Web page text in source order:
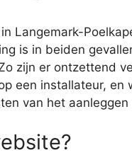
Langemark-
is in beiden
zijn er ontzettend
een installateur,
van het aanleggen